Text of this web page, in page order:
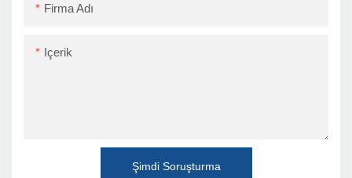
Firma Adı
Içerik
Şimdi Soruşturma